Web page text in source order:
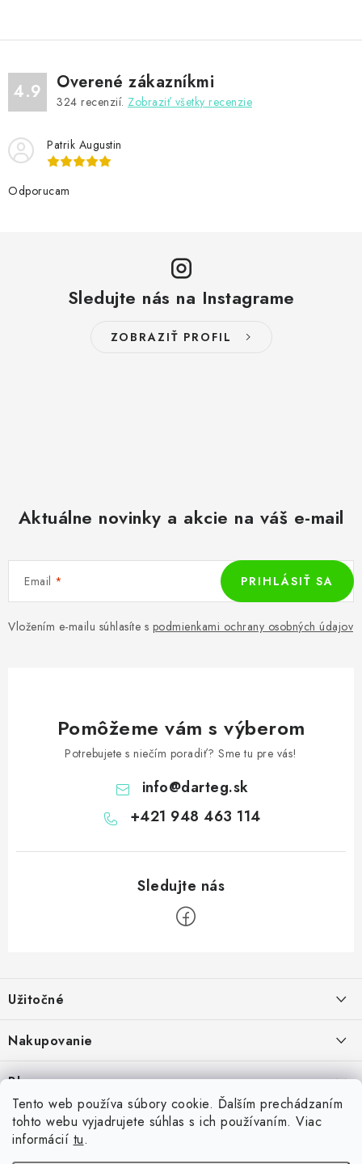
Tento web používa súbory cookie. Ďalším prechádzaním
tohto webu vyjadrujete súhlas s ich používaním. Viac
informácií tu.
4.9 Overené zákazníkmi
324 recenzií. Zobraziť všetky recenzie
Patrik Augustin
Odporucam
Sledujte nás na Instagrame
ZOBRAZIŤ PROFIL
Aktuálne novinky a akcie na váš e-mail
Email
Vložením e-mailu súhlasíte s podmienkami ochrany osobných údajov
PRIHLÁSIŤ SA
Pomôžeme vám s výberom
Potrebujete s niečím poradiť? Sme tu pre vás!
info@darteg.sk
+421 948 463 114
p
ä
i
Užitočné
O nás
Spolupráca s klubmi
Nakupovanie
Ako nakupovať
Možnosti dopravy
Možnosti platby
Blog
Skrutkovacie hroty na šípky: Swiss Point, Switch Point, Quick Point a
EZ-Point – kompatibilita a rozdiely
Príďte si vyskúšať šípky